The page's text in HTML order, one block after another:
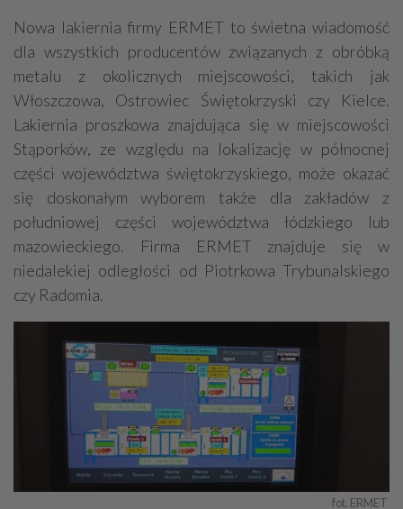
Nowa lakiernia firmy ERMET to świetna wiadomość
dla wszystkich producentów związanych z obróbką
metalu z okolicznych miejscowości, takich jak
Włoszczowa, Ostrowiec Świętokrzyski czy Kielce.
Lakiernia proszkowa znajdująca się w miejscowości
Stąporków, ze względu na lokalizację w północnej
części województwa świętokrzyskiego, może okazać
się doskonałym wyborem także dla zakładów z
południowej części województwa łódzkiego lub
mazowieckiego. Firma ERMET znajduje się w
niedalekiej odległości od Piotrkowa Trybunalskiego
czy Radomia.
fot. ERMET